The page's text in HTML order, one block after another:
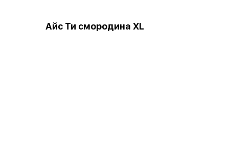
Айс Ти смородина XL